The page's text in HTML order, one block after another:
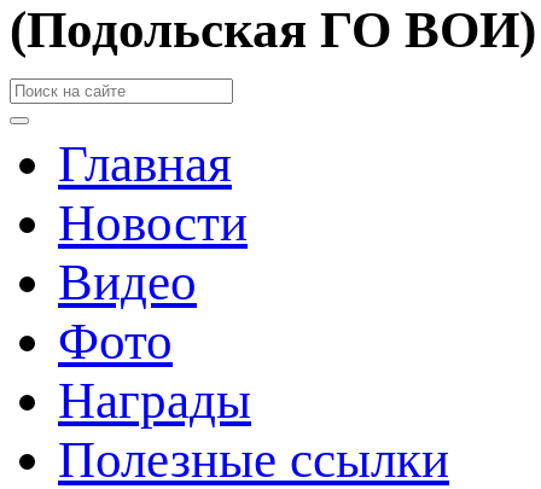
(Подольская ГО ВОИ)
Главная
Новости
Видео
Фото
Награды
Полезные ссылки